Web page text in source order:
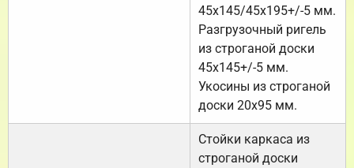
45х145/45х195+/-5 мм.
Разгрузочный ригель
из строганой доски
45х145+/-5 мм.
Укосины из строганой
доски 20х95 мм.
Стойки каркаса из
строганой доски